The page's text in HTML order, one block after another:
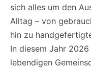
sich alles um den
Alltag – von
hin zu
In diesem Jahr
lebendigen